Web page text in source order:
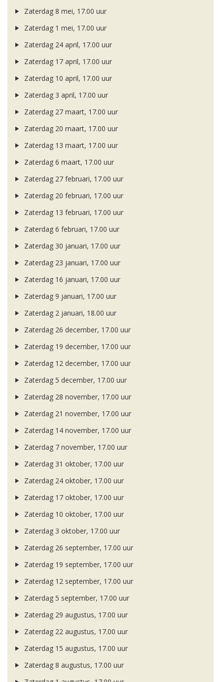
Zaterdag 8 mei, 17.00 uur
Zaterdag 1 mei, 17.00 uur
Zaterdag 24 april, 17.00 uur
Zaterdag 17 april, 17.00 uur
Zaterdag 10 april, 17.00 uur
Zaterdag 3 april, 17.00 uur
Zaterdag 27 maart, 17.00 uur
Zaterdag 20 maart, 17.00 uur
Zaterdag 13 maart, 17.00 uur
Zaterdag 6 maart, 17.00 uur
Zaterdag 27 februari, 17.00 uur
Zaterdag 20 februari, 17.00 uur
Zaterdag 13 februari, 17.00 uur
Zaterdag 6 februari, 17.00 uur
Zaterdag 30 januari, 17.00 uur
Zaterdag 23 januari, 17.00 uur
Zaterdag 16 januari, 17.00 uur
Zaterdag 9 januari, 17.00 uur
Zaterdag 2 januari, 18.00 uur
Zaterdag 26 december, 17.00 uur
Zaterdag 19 december, 17.00 uur
Zaterdag 12 december, 17.00 uur
Zaterdag 5 december, 17.00 uur
Zaterdag 28 november, 17.00 uur
Zaterdag 21 november, 17.00 uur
Zaterdag 14 november, 17.00 uur
Zaterdag 7 november, 17.00 uur
Zaterdag 31 oktober, 17.00 uur
Zaterdag 24 oktober, 17.00 uur
Zaterdag 17 oktober, 17.00 uur
Zaterdag 10 oktober, 17.00 uur
Zaterdag 3 oktober, 17.00 uur
Zaterdag 26 september, 17.00 uur
Zaterdag 19 september, 17.00 uur
Zaterdag 12 september, 17.00 uur
Zaterdag 5 september, 17.00 uur
Zaterdag 29 augustus, 17.00 uur
Zaterdag 22 augustus, 17.00 uur
Zaterdag 15 augustus, 17.00 uur
Zaterdag 8 augustus, 17.00 uur